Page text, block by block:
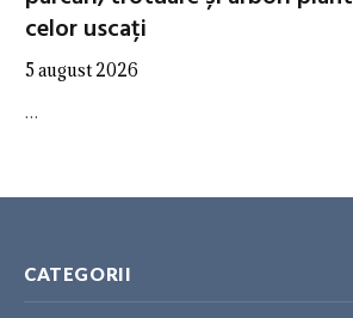
celor uscați
5 august 2026
…
CATEGORII